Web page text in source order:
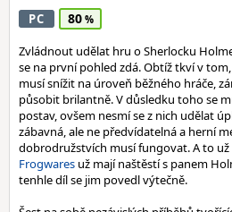
PC 80
Zvládnout udělat hru o Sherlocku
se na první pohled zdá. Obtíž tkví v
musí snížit na úroveň běžného hráče,
působit brilantně. V důsledku toho se
postav, ovšem nesmí se z nich udělat
zábavná, ale ne předvídatelná a herní
dobrodružstvích musí fungovat. A to už
Frogwares už mají naštěstí s panem
tenhle díl se jim povedl výtečně.